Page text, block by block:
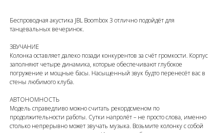
Беспроводная акустика JBL Boombox 3 отлично подойдёт для
танцевальных вечеринок.
ЗВУЧАНИЕ
Колонка оставляет далеко позади конкурентов за счёт громкости. Корпус
заполняют четыре динамика, которые обеспечивают глубокое
погружение и мощные басы. Насыщенный звук будто перенесёт вас в
стены любимого клуба.
АВТОНОМНОСТЬ
Модель справедливо можно считать рекордсменом по
продолжительности работы. Сутки напролёт – не просто слова, именно
столько непрерывно может звучать музыка. Возьмите колонку с собой